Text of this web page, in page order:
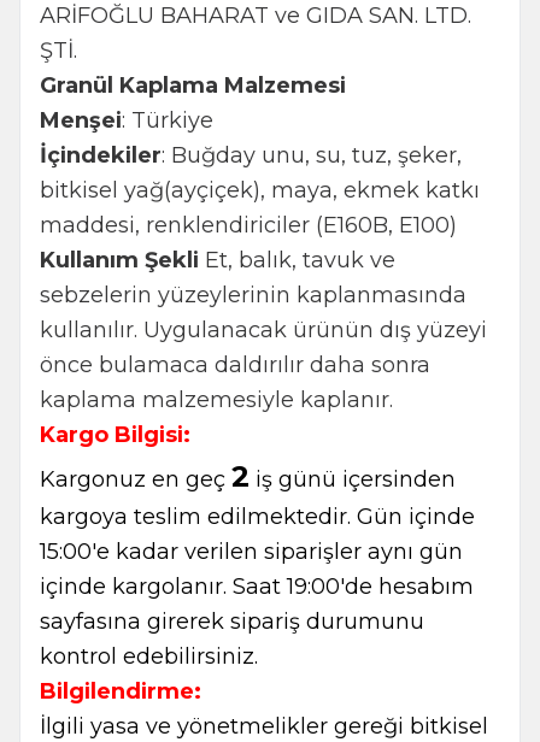
ARİFOĞLU BAHARAT ve GIDA SAN. LTD.
ŞTİ.
Granül Kaplama Malzemesi
Menşei: Türkiye
İçindekiler: Buğday unu, su, tuz, şeker,
bitkisel yağ(ayçiçek), maya, ekmek katkı
maddesi, renklendiriciler (E160B, E100)
Kullanım Şekli Et, balık, tavuk ve
sebzelerin yüzeylerinin kaplanmasında
kullanılır. Uygulanacak ürünün dış yüzeyi
önce bulamaca daldırılır daha sonra
kaplama malzemesiyle kaplanır.
Kargo Bilgisi:
Kargonuz en geç 2 iş günü içersinden
kargoya teslim edilmektedir. Gün içinde
15:00'e kadar verilen siparişler aynı gün
içinde kargolanır. Saat 19:00'de hesabım
sayfasına girerek sipariş durumunu
kontrol edebilirsiniz.
Bilgilendirme:
İlgili yasa ve yönetmelikler gereği bitkisel